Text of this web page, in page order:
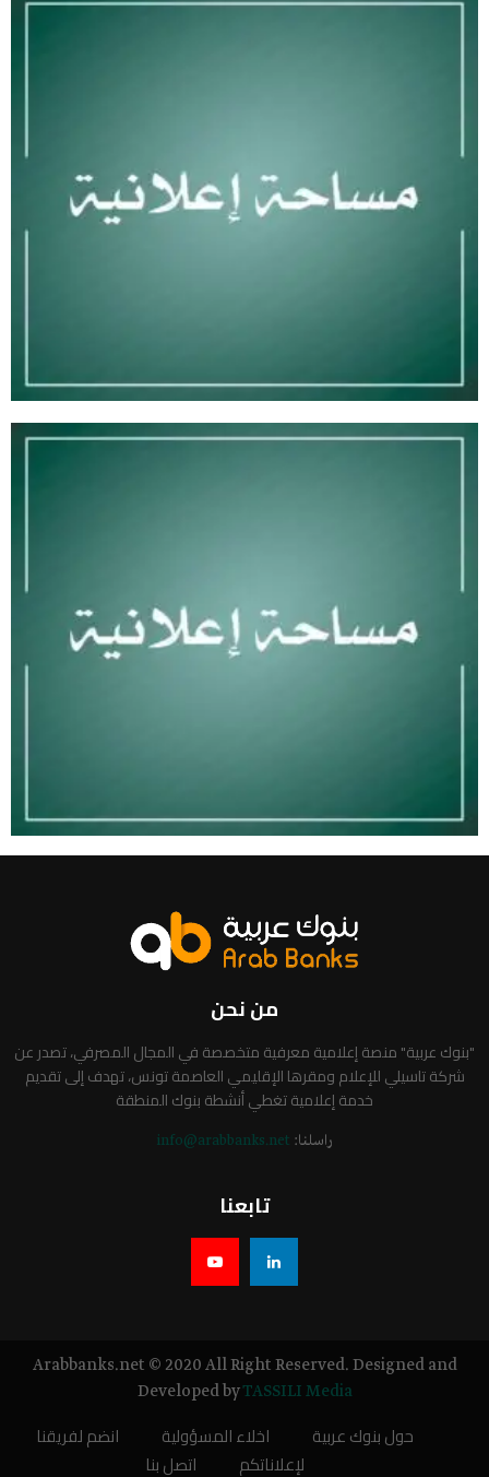
من نحن
"بنوك عربية" منصة إعلامية معرفية متخصصة في المجال المصرفي، تصدر عن
شركة تاسيلي للإعلام ومقرها الإقليمي العاصمة تونس، تهدف إلى تقديم
خدمة إعلامية تغطي أنشطة بنوك المنطقة
راسلنا: info@arabbanks.net
تابعنا
Arabbanks.net © 2020 All Right Reserved. Designed and
Developed byTASSILI Media
حول بنوك عربية اخلاء المسؤولية
انضم لفريقنا
لإعلاناتكم
اتصل بنا